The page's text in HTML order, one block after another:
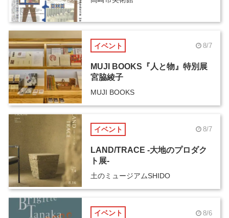
イベント 8/7
MUJI BOOKS『人と物』特別展
宮脇綾子
MUJI BOOKS
イベント 8/7
LAND/TRACE -大地のプロダク
ト展-
土のミュージアムSHIDO
イベント 8/6